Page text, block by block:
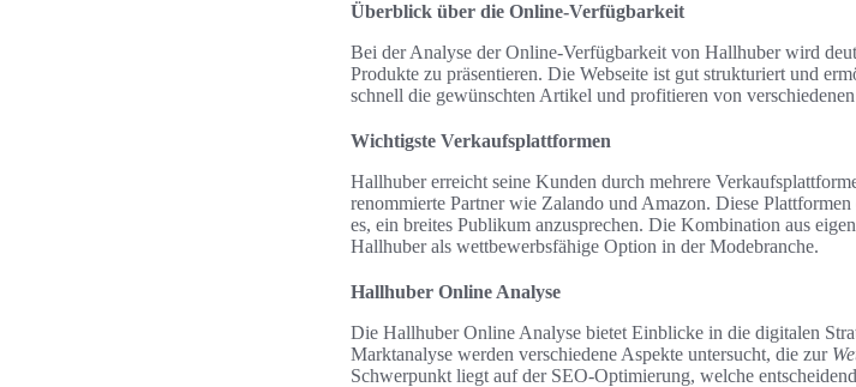
Überblick über die Online-Verfügbarkeit
Bei der Analyse der Online-Verfügbarkeit von Hallhuber wird
Produkte zu präsentieren. Die Webseite ist gut strukturiert und
schnell die gewünschten Artikel und profitieren von
Wichtigste Verkaufsplattformen
Hallhuber erreicht seine Kunden durch mehrere
renommierte Partner wie Zalando und Amazon. Diese
es, ein breites Publikum anzusprechen. Die Kombination aus
Hallhuber als wettbewerbsfähige Option in der Modebranche.
Hallhuber Online Analyse
Die Hallhuber Online Analyse bietet Einblicke in die digitalen
Marktanalyse werden verschiedene Aspekte untersucht, die zur
Schwerpunkt liegt auf der SEO-Optimierung, welche